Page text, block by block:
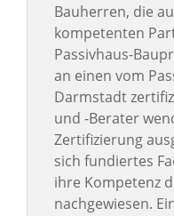
Bauherren, die
kompetenten
Passivhaus-
an einen vom
Darmstadt
und -Berater
Zertifizierung
sich fundiertes
ihre Kompetenz
nachgewiesen.